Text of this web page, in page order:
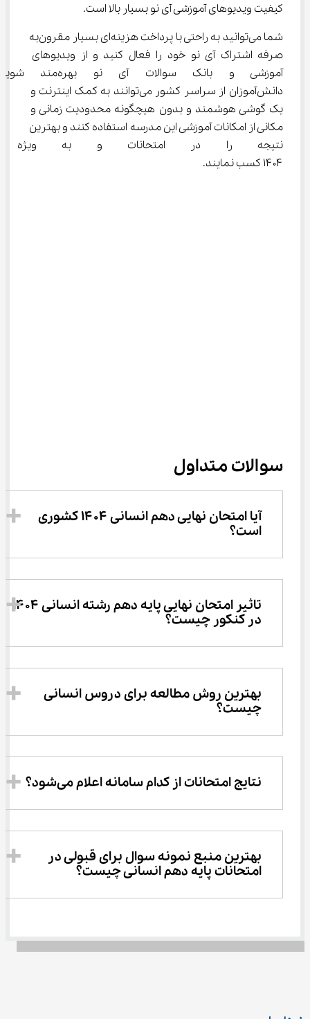
کیفیت ویدیوهای آموزشی آی نو بسیار بالا است.
شما می‌توانید به راحتی با پرداخت هزینه‌ای بسیار مقرون‌به
صرفه اشتراک آی نو خود را فعال کنید و از ویدیوهای
آموزشی و بانک سوالات آی
دانش‌آموزان از سراسر کشور می‌توانند به کمک اینترنت و
یک گوشی هوشمند و بدون هیچگونه محدودیت زمانی و
مکانی از امکانات آموزشی این مدرسه استفاده کنند و بهترین
نتیجه را در امتحانات و به ویژه
۱۴۰۴ کسب نمایند.
سوالات متداول
آیا امتحان نهایی دهم انسانی ۱۴۰۴ کشوری
است؟
تاثیر امتحان نهایی پایه دهم رشته انسانی ۱۴۰۴
در کنکور چیست؟
بهترین روش مطالعه برای دروس انسانی
چیست؟
نتایج امتحانات از کدام سامانه اعلام می‌شود؟
بهترین منبع نمونه سوال برای قبولی در
امتحانات پایه دهم انسانی چیست؟